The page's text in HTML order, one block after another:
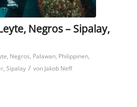
Negros – Sipalay,
, Negros, Palawan, Philippinen,
, Sipalay / von Jakob Neff